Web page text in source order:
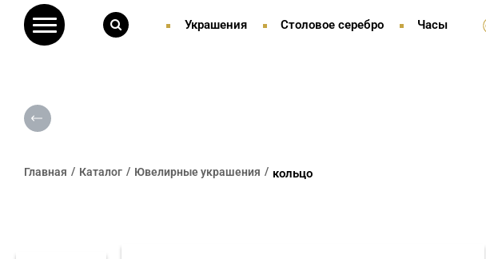
Украшения Столовое серебро Часы
Главная Каталог Ювелирные украшения кольцо